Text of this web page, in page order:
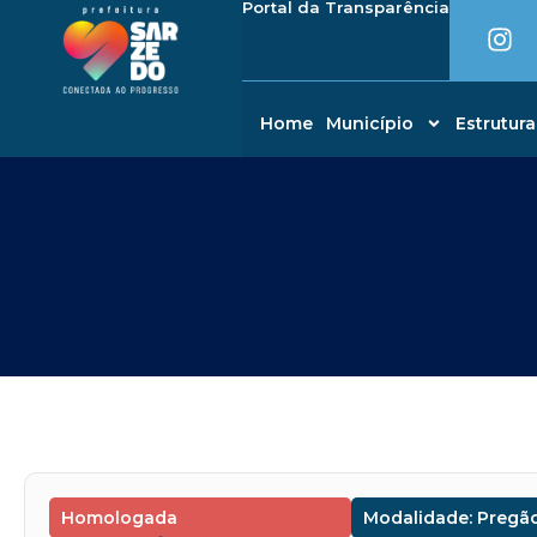
conteúdo Portal da Transparência
n
t
a
Home Município Estrutura
Homologada Modalidade: